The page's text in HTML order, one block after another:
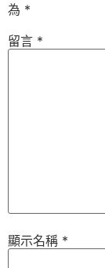
為 *
留言 *
顯示名稱 *